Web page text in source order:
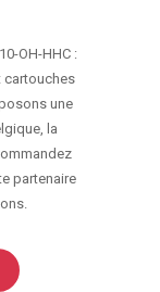
OH-HHC :
cartouches
une
la
partenaire